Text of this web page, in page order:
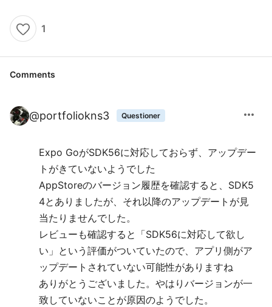
1
Comments
@portfoliokns3 Questioner more_horiz
Expo GoがSDK56に対応しておらず、アップデー
トがきていないようでした
AppStoreのバージョン履歴を確認すると、SDK5
4とありましたが、それ以降のアップデートが見
当たりませんでした。
レビューも確認すると「SDK56に対応して欲し
い」という評価がついていたので、アプリ側がア
ップデートされていない可能性がありますね
ありがとうございました。やはりバージョンが一
致していないことが原因のようでした。